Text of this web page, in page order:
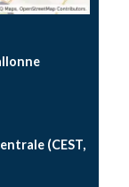
(CEST,